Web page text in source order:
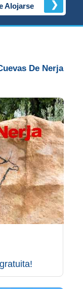
Alojarse ❯
De Nerja